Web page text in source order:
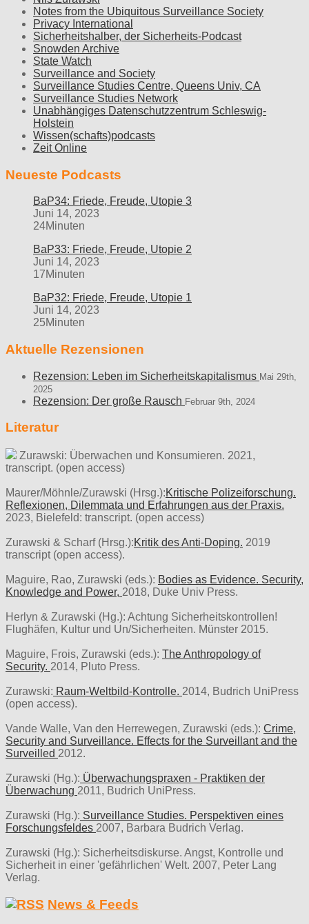
Notes from the Ubiquitous Surveillance Society
Privacy International
Sicherheitshalber, der Sicherheits-Podcast
Snowden Archive
State Watch
Surveillance and Society
Surveillance Studies Centre, Queens Univ, CA
Surveillance Studies Network
Unabhängiges Datenschutzzentrum Schleswig-
Holstein
Wissen(schafts)podcasts
Zeit Online
Neueste Podcasts
BaP34: Friede, Freude, Utopie 3
Juni 14, 2023
24Minuten
BaP33: Friede, Freude, Utopie 2
Juni 14, 2023
17Minuten
BaP32: Friede, Freude, Utopie 1
Juni 14, 2023
25Minuten
Aktuelle Rezensionen
Rezension: Leben im Sicherheitskapitalismus Mai 29th,
2025
Rezension: Der große Rausch Februar 9th, 2024
Literatur
Zurawski: Überwachen und Konsumieren. 2021,
transcript. (open access)
Maurer/Möhnle/Zurawski (Hrsg.):Kritische Polizeiforschung.
Reflexionen, Dilemmata und Erfahrungen aus der Praxis.
2023, Bielefeld: transcript. (open access)
Zurawski & Scharf (Hrsg.):Kritik des Anti-Doping. 2019
transcript (open access).
Maguire, Rao, Zurawski (eds.): Bodies as Evidence. Security,
Knowledge and Power, 2018, Duke Univ Press.
Herlyn & Zurawski (Hg.): Achtung Sicherheitskontrollen!
Flughäfen, Kultur und Un/Sicherheiten. Münster 2015.
Maguire, Frois, Zurawski (eds.): The Anthropology of
Security. 2014, Pluto Press.
Zurawski: Raum-Weltbild-Kontrolle. 2014, Budrich UniPress
(open access).
Vande Walle, Van den Herrewegen, Zurawski (eds.): Crime,
Security and Surveillance. Effects for the Surveillant and the
Surveilled 2012.
Zurawski (Hg.): Überwachungspraxen - Praktiken der
Überwachung 2011, Budrich UniPress.
Zurawski (Hg.): Surveillance Studies. Perspektiven eines
Forschungsfeldes 2007, Barbara Budrich Verlag.
Zurawski (Hg.): Sicherheitsdiskurse. Angst, Kontrolle und
Sicherheit in einer 'gefährlichen' Welt. 2007, Peter Lang
Verlag.
News & Feeds